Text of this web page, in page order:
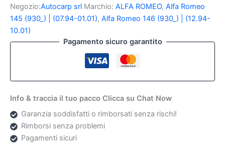
Elettrico
Alfa
Romeo
145/146
quantità
Negozio:Autocarp srl Marchio: ALFA ROMEO, Alfa Romeo
145 (930_) | (07.94-01.01), Alfa Romeo 146 (930_) | (12.94-
10.01)
Pagamento sicuro garantito
Info & traccia il tuo pacco Clicca su Chat Now
Garanzia soddisfatti o rimborsati senza rischi!
Rimborsi senza problemi
Pagamenti sicuri